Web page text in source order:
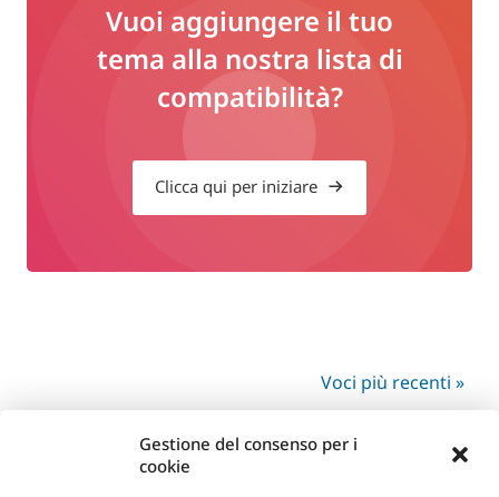
Gestione del consenso per i
cookie
Vuoi aggiungere il tuo
tema alla nostra lista di
compatibilità?
Clicca qui per iniziare
Voci più recenti »